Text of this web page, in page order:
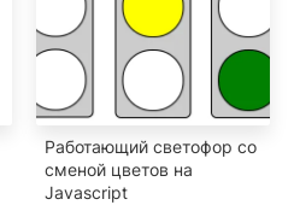
Работающий светофор со
сменой цветов на
Javascript